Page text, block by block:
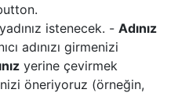
istenecek. - Adınız
adınızı girmenizi
yerine çevirmek
öneriyoruz (örneğin,